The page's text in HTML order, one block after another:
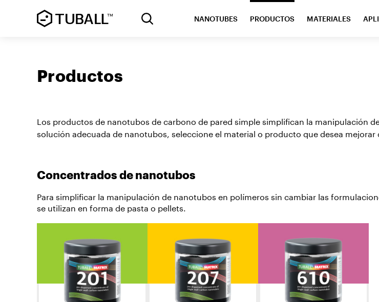
NANOTUBES PRODUCTOS MATERIALES
Productos
Los productos de nanotubos de carbono de pared simple simplifican la manipulación
solución adecuada de nanotubos, seleccione el material o producto que desea
Concentrados de nanotubos
Para simplificar la manipulación de nanotubos en polímeros sin cambiar las
se utilizan en forma de pasta o pellets.